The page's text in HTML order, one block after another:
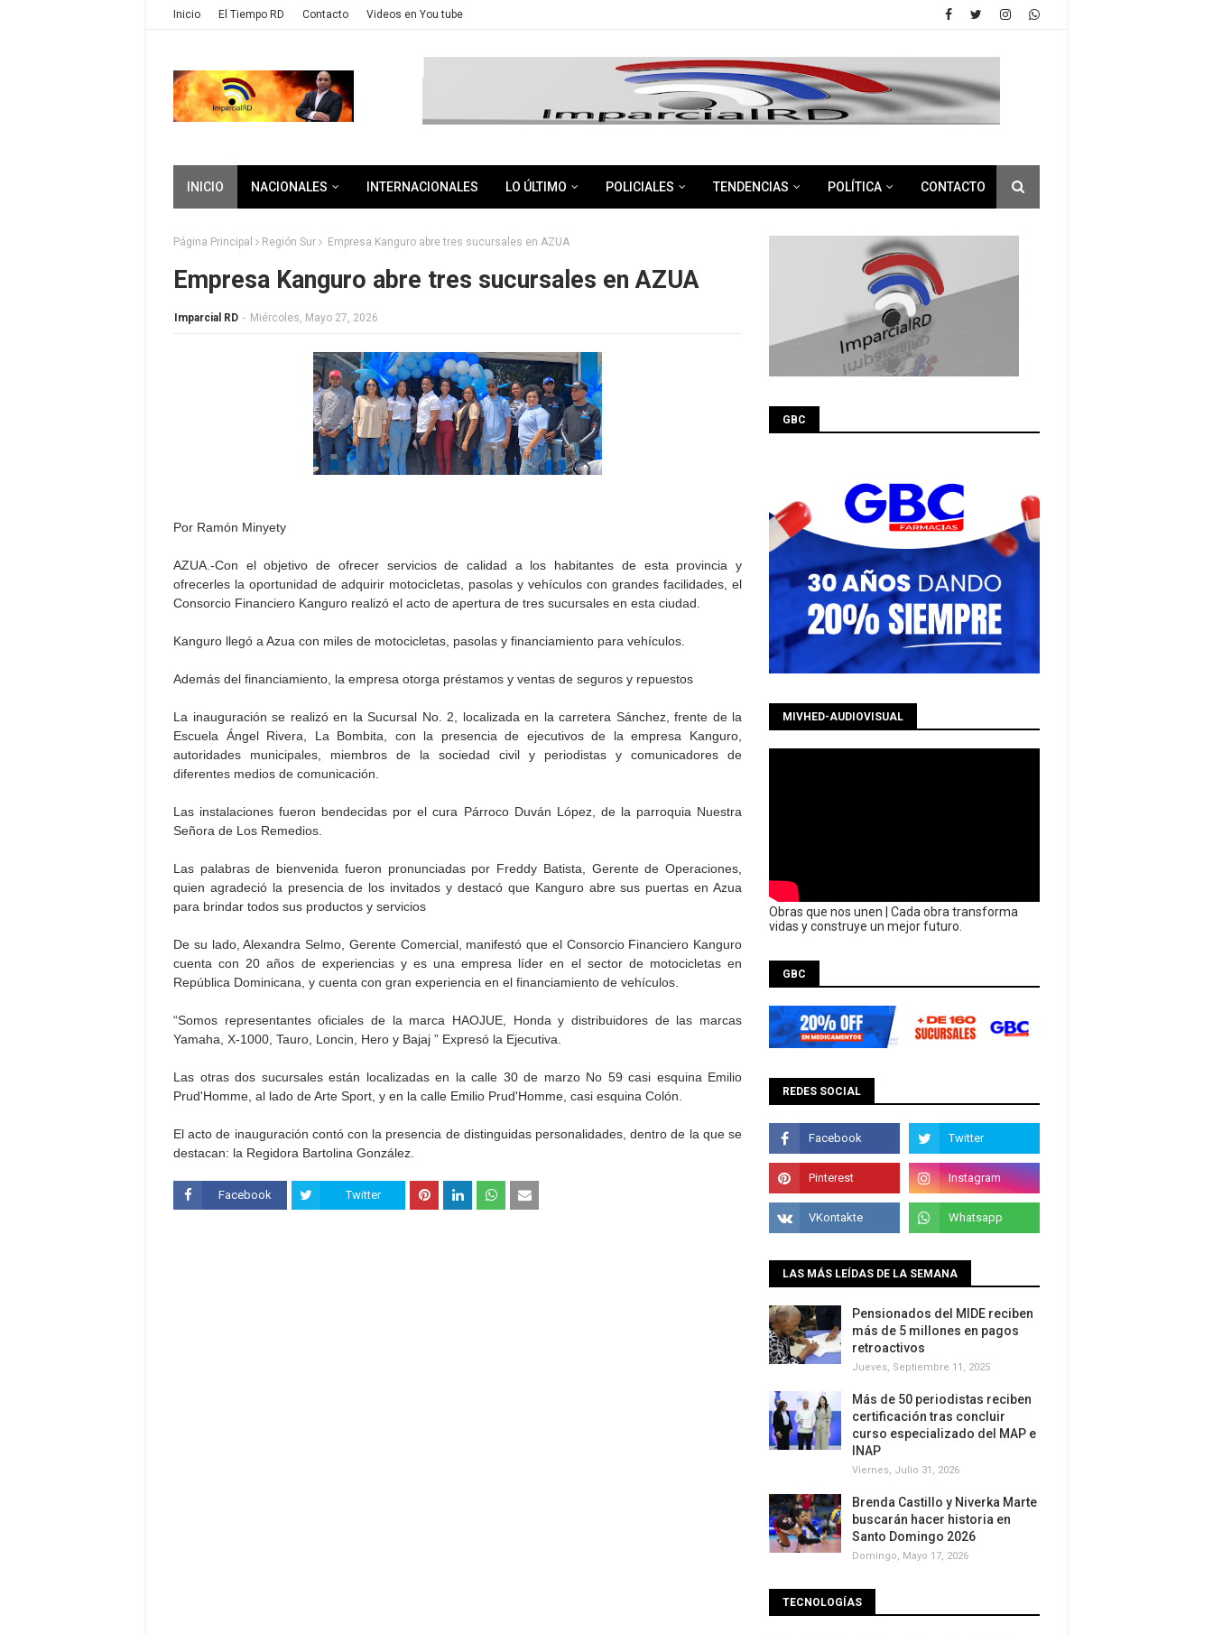
Inicio El Tiempo RD Contacto Videos en You tube
INICIO NACIONALES INTERNACIONALES LO ÚLTIMO POLICIALES TENDENCIAS POLÍTICA CONTACTO
Página Principal Región Sur Empresa Kanguro abre tres sucursales en AZUA
Empresa Kanguro abre tres sucursales en AZUA
Imparcial RD - Miércoles, Mayo 27, 2026
Por Ramón Minyety
AZUA.-Con el objetivo de ofrecer servicios de calidad a los habitantes de esta provincia y
ofrecerles la oportunidad de adquirir motocicletas, pasolas y vehículos con grandes facilidades, el
Consorcio Financiero Kanguro realizó el acto de apertura de tres sucursales en esta ciudad.
Kanguro llegó a Azua con miles de motocicletas, pasolas y financiamiento para vehículos.
Además del financiamiento, la empresa otorga préstamos y ventas de seguros y repuestos
La inauguración se realizó en la Sucursal No. 2, localizada en la carretera Sánchez, frente de la
Escuela Ángel Rivera, La Bombita, con la presencia de ejecutivos de la empresa Kanguro,
autoridades municipales, miembros de la sociedad civil y periodistas y comunicadores de
diferentes medios de comunicación.
Las instalaciones fueron bendecidas por el cura Párroco Duván López, de la parroquia Nuestra
Señora de Los Remedios.
Las palabras de bienvenida fueron pronunciadas por Freddy Batista, Gerente de Operaciones,
quien agradeció la presencia de los invitados y destacó que Kanguro abre sus puertas en Azua
para brindar todos sus productos y servicios
De su lado, Alexandra Selmo, Gerente Comercial, manifestó que el Consorcio Financiero Kanguro
cuenta con 20 años de experiencias y es una empresa líder en el sector de motocicletas en
República Dominicana, y cuenta con gran experiencia en el financiamiento de vehículos.
“Somos representantes oficiales de la marca HAOJUE, Honda y distribuidores de las marcas
Yamaha, X-1000, Tauro, Loncin, Hero y Bajaj ” Expresó la Ejecutiva.
Las otras dos sucursales están localizadas en la calle 30 de marzo No 59 casi esquina Emilio
Prud'Homme, al lado de Arte Sport, y en la calle Emilio Prud'Homme, casi esquina Colón.
El acto de inauguración contó con la presencia de distinguidas personalidades, dentro de la que se
destacan: la Regidora Bartolina González.
Facebook Twitter
GBC
MIVHED-AUDIOVISUAL
Obras que nos unen | Cada obra transforma
vidas y construye un mejor futuro.
GBC
REDES SOCIAL
LAS MÁS LEÍDAS DE LA SEMANA
Pensionados del MIDE reciben
más de 5 millones en pagos
retroactivos
Jueves, Septiembre 11, 2025
Más de 50 periodistas reciben
certificación tras concluir
curso especializado del MAP e
INAP
Viernes, Julio 31, 2026
Brenda Castillo y Niverka Marte
buscarán hacer historia en
Santo Domingo 2026
Domingo, Mayo 17, 2026
TECNOLOGÍAS